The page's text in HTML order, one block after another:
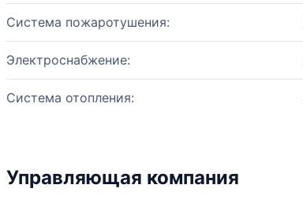
Система пожаротушения:
Электроснабжение:
Система отопления:
Управляющая компания